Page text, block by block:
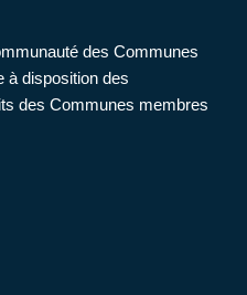
des Communes
à disposition des
des Communes membres